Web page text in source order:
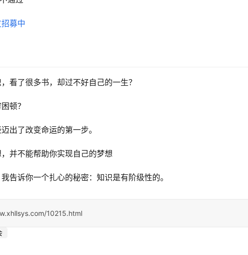
募中
看了很多书，却过不好自己的一生？
顿？
出了改变命运的第一步。
并不能帮助你实现自己的梦想
告诉你一个扎心的秘密：知识是有阶级性的。
10215.html